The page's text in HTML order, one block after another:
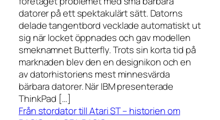
datorer på ett spektakulärt sätt. Datorns
delade tangentbord vecklade automatiskt ut
sig när locket öppnades och gav modellen
smeknamnet Butterfly. Trots sin korta tid på
marknaden blev den en designikon och en
av datorhistoriens mest minnesvärda
bärbara datorer. När IBM presenterade
ThinkPad […]
Från stordator till Atari ST – historien om